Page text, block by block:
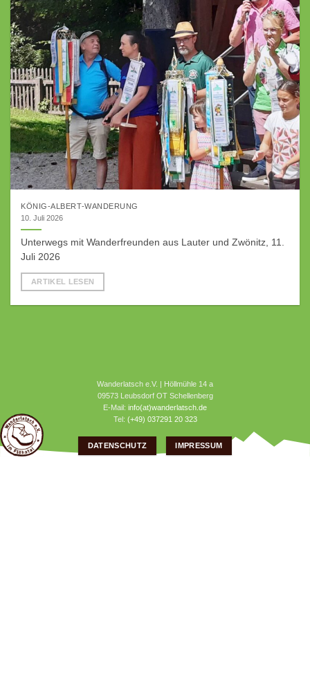
KÖNIG-ALBERT-WANDERUNG
10. Juli 2026
Unterwegs mit Wanderfreunden aus Lauter und Zwönitz, 11.
Juli 2026
ARTIKEL LESEN
Wanderlatsch e.V. | Höllmühle 14 a
09573 Leubsdorf OT Schellenberg
E-Mail: info(at)wanderlatsch.de
Tel: (+49) 037291 20 323
DATENSCHUTZ IMPRESSUM